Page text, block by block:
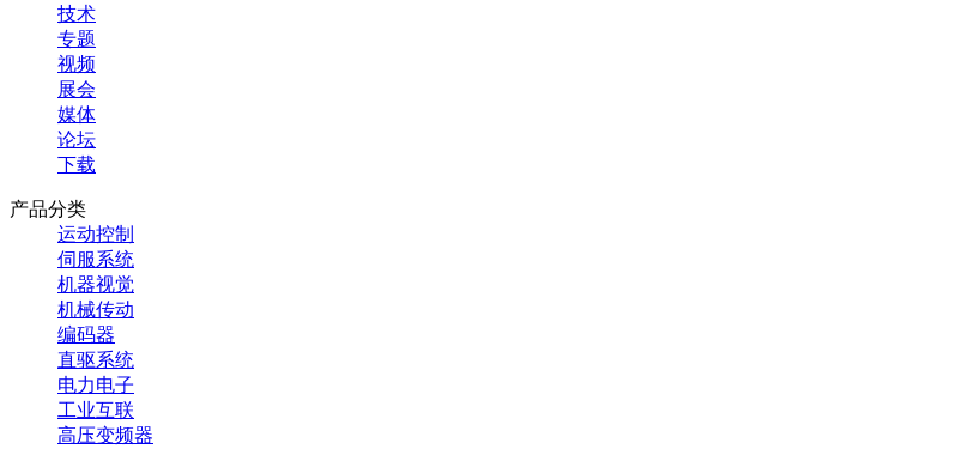
技术
专题
视频
展会
媒体
论坛
下载
产品分类
运动控制
伺服系统
机器视觉
机械传动
编码器
直驱系统
电力电子
工业互联
高压变频器